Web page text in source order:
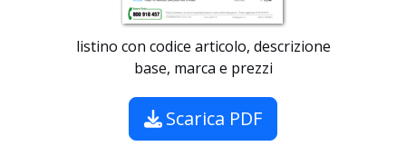
listino con codice articolo, descrizione
base, marca e prezzi
Scarica PDF